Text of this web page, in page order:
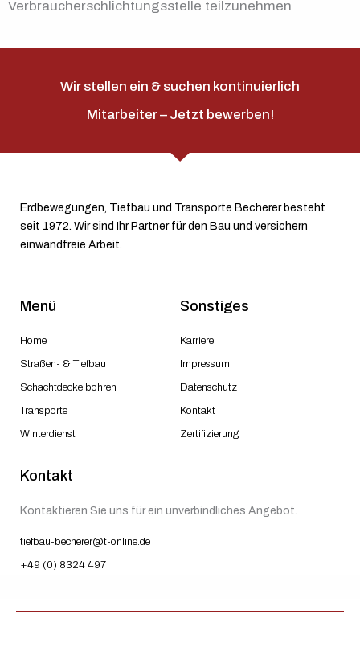
Verbraucherschlichtungsstelle teilzunehmen
Wir stellen ein & suchen kontinuierlich
Mitarbeiter – Jetzt bewerben!
Erdbewegungen, Tiefbau und Transporte Becherer besteht
seit 1972. Wir sind Ihr Partner für den Bau und versichern
einwandfreie Arbeit.
Menü
Home
Straßen- & Tiefbau
Schachtdeckelbohren
Transporte
Winterdienst
Sonstiges
Karriere
Impressum
Datenschutz
Kontakt
Zertifizierung
Kontakt
Kontaktieren Sie uns für ein unverbindliches Angebot.
tiefbau-becherer@t-online.de
+49 (0) 8324 497